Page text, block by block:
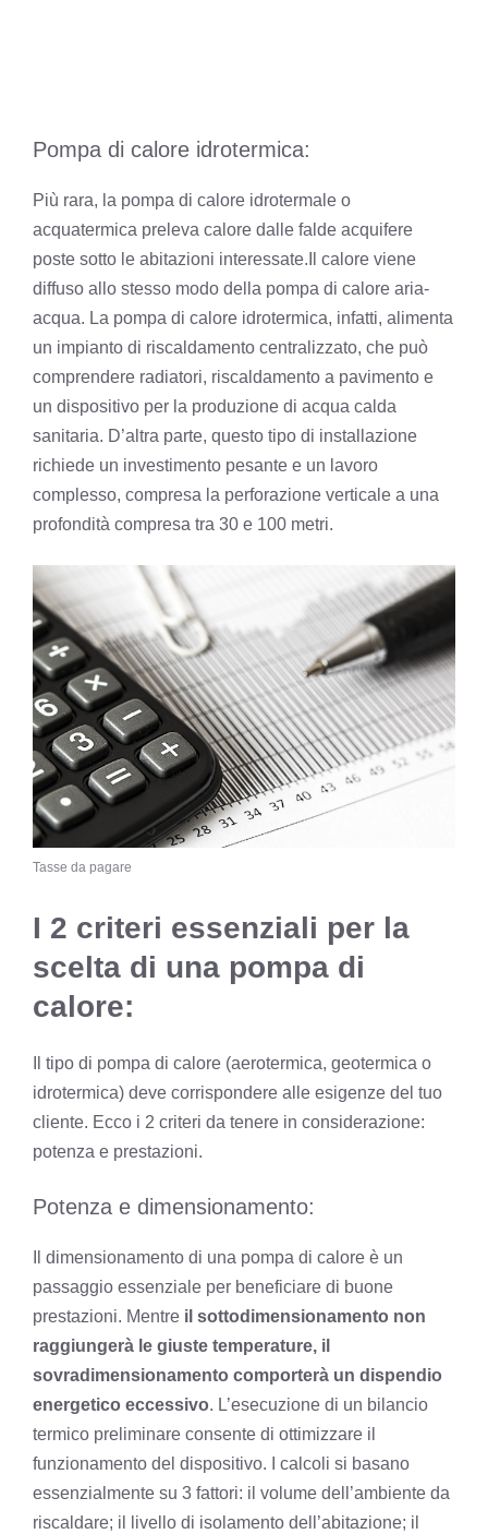
Pompa di calore idrotermica:
Più rara, la pompa di calore idrotermale o
acquatermica preleva calore dalle falde acquifere
poste sotto le abitazioni interessate. Il calore viene
diffuso allo stesso modo della pompa di calore aria-
acqua. La pompa di calore idrotermica, infatti, alimenta
un impianto di riscaldamento centralizzato, che può
comprendere radiatori, riscaldamento a pavimento e
un dispositivo per la produzione di acqua calda
sanitaria. D’altra parte, questo tipo di installazione
richiede un investimento pesante e un lavoro
complesso, compresa la perforazione verticale a una
profondità compresa tra 30 e 100 metri.
Tasse da pagare
I 2 criteri essenziali per la
scelta di una pompa di
calore:
Il tipo di pompa di calore (aerotermica, geotermica o
idrotermica) deve corrispondere alle esigenze del tuo
cliente. Ecco i 2 criteri da tenere in considerazione:
potenza e prestazioni.
Potenza e dimensionamento:
Il dimensionamento di una pompa di calore è un
passaggio essenziale per beneficiare di buone
prestazioni. Mentre il sottodimensionamento non
raggiungerà le giuste temperature, il
sovradimensionamento comporterà un dispendio
energetico eccessivo. L’esecuzione di un bilancio
termico preliminare consente di ottimizzare il
funzionamento del dispositivo. I calcoli si basano
essenzialmente su 3 fattori: il volume dell’ambiente da
riscaldare; il livello di isolamento dell’abitazione; il